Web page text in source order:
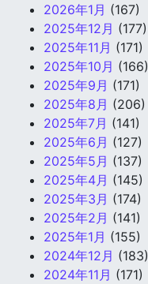
2026年1月 (167)
2025年12月 (177)
2025年11月 (171)
2025年10月 (166)
2025年9月 (171)
2025年8月 (206)
2025年7月 (141)
2025年6月 (127)
2025年5月 (137)
2025年4月 (145)
2025年3月 (174)
2025年2月 (141)
2025年1月 (155)
2024年12月 (183)
2024年11月 (171)